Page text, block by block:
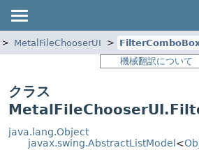
MetalFileChooserUI
機械翻訳について
クラス
java.lang.Object
javax.swing.AbstractListModel <